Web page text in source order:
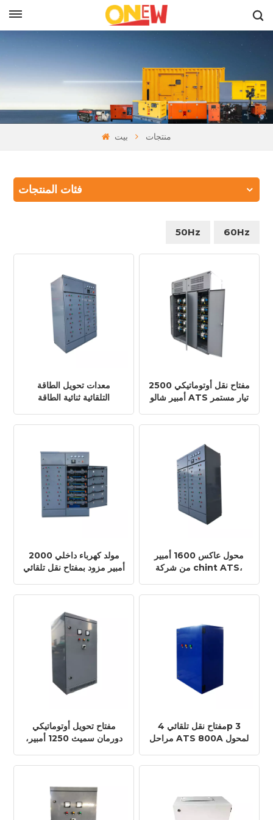
بيت منتجات
فئات المنتجات
50Hz 60Hz
معدات تحويل الطاقة
التلقائية ثنائية الطاقة
مفتاح نقل أوتوماتيكي 2500
أمبير شالو ATS تيار مستمر
مولد كهرباء داخلي 2000
أمبير مزود بمفتاح نقل تلقائي
أحدث طراز من الشركات
محول عاكس 1600 أمبير
من شركة chint ATS،
شركة تصنيع ATS ذكية
مفتاح تحويل أوتوماتيكي
دورمان سميث 1250 أمبير،
بتقنية بلوتوث
مفتاح نقل تلقائي 4p 3
مراحل ATS 800A لمحول